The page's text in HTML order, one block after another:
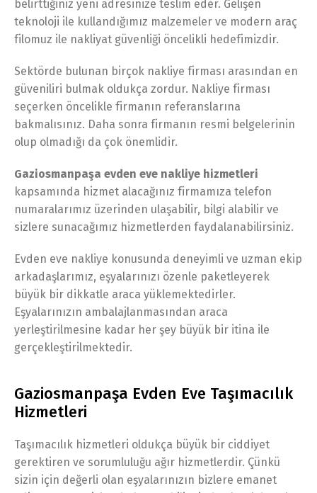
belirttiğiniz yeni adresinize teslim eder. Gelişen
teknoloji ile kullandığımız malzemeler ve modern araç
filomuz ile nakliyat güvenliği öncelikli hedefimizdir.
Sektörde bulunan birçok nakliye firması arasından en
güveniliri bulmak oldukça zordur. Nakliye firması
seçerken öncelikle firmanın referanslarına
bakmalısınız. Daha sonra firmanın resmi belgelerinin
olup olmadığı da çok önemlidir.
Gaziosmanpaşa evden eve nakliye hizmetleri
kapsamında hizmet alacağınız firmamıza telefon
numaralarımız üzerinden ulaşabilir, bilgi alabilir ve
sizlere sunacağımız hizmetlerden faydalanabilirsiniz.
Evden eve nakliye konusunda deneyimli ve uzman ekip
arkadaşlarımız, eşyalarınızı özenle paketleyerek
büyük bir dikkatle araca yüklemektedirler.
Eşyalarınızın ambalajlanmasından araca
yerleştirilmesine kadar her şey büyük bir itina ile
gerçekleştirilmektedir.
Gaziosmanpaşa Evden Eve Taşımacılık
Hizmetleri
Taşımacılık hizmetleri oldukça büyük bir ciddiyet
gerektiren ve sorumluluğu ağır hizmetlerdir. Çünkü
sizin için değerli olan eşyalarınızın bizlere emanet